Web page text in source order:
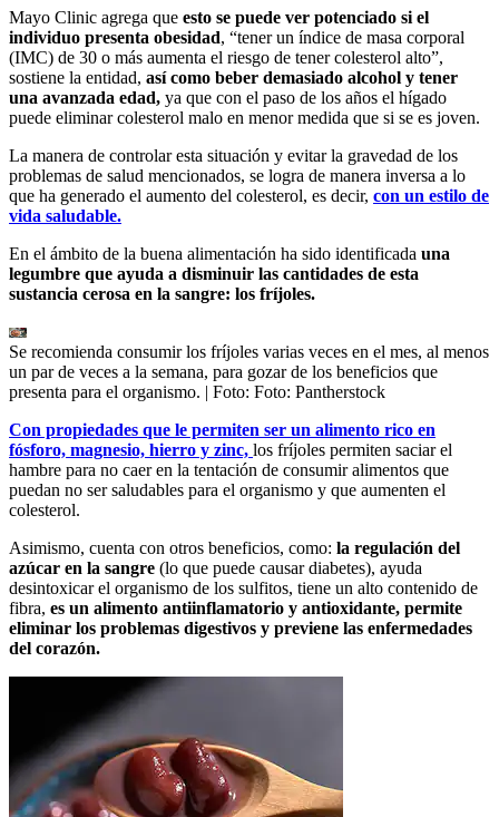
Mayo Clinic agrega que esto se puede ver potenciado si el
individuo presenta obesidad, “tener un índice de masa corporal
(IMC) de 30 o más aumenta el riesgo de tener colesterol alto”,
sostiene la entidad, así como beber demasiado alcohol y tener
una avanzada edad, ya que con el paso de los años el hígado
puede eliminar colesterol malo en menor medida que si se es joven.
La manera de controlar esta situación y evitar la gravedad de los
problemas de salud mencionados, se logra de manera inversa a lo
que ha generado el aumento del colesterol, es decir, con un estilo de
vida saludable.
En el ámbito de la buena alimentación ha sido identificada una
legumbre que ayuda a disminuir las cantidades de esta
sustancia cerosa en la sangre: los fríjoles.
Se recomienda consumir los fríjoles varias veces en el mes, al menos
un par de veces a la semana, para gozar de los beneficios que
presenta para el organismo. | Foto: Foto: Pantherstock
Con propiedades que le permiten ser un alimento rico en
fósforo, magnesio, hierro y zinc, los fríjoles permiten saciar el
hambre para no caer en la tentación de consumir alimentos que
puedan no ser saludables para el organismo y que aumenten el
colesterol.
Asimismo, cuenta con otros beneficios, como: la regulación del
azúcar en la sangre (lo que puede causar diabetes), ayuda
desintoxicar el organismo de los sulfitos, tiene un alto contenido de
fibra, es un alimento antiinflamatorio y antioxidante, permite
eliminar los problemas digestivos y previene las enfermedades
del corazón.